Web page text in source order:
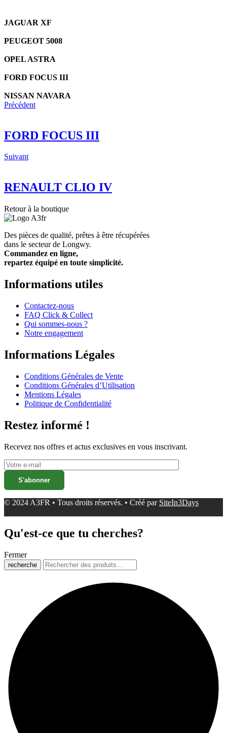
JAGUAR XF
PEUGEOT 5008
OPEL ASTRA
FORD FOCUS III
NISSAN NAVARA
Précédent
FORD FOCUS III
Suivant
RENAULT CLIO IV
Retour à la boutique
Des pièces de qualité, prêtes à être récupérées
dans le secteur de Longwy.
Commandez en ligne,
repartez équipé en toute simplicité.
Informations utiles
Contactez-nous
FAQ Click & Collect
Qui sommes-nous ?
Notre engagement
Informations Légales
Conditions Générales de Vente
Conditions Générales d’Utilisation
Mentions Légales
Politique de Confidentialité
Restez informé !
Recevez nos offres et actus exclusives en vous inscrivant.
© 2024 A3FR • Tous droits réservés. • Créé par SiteIn3Days
Qu'est-ce que tu cherches?
Fermer
recherche